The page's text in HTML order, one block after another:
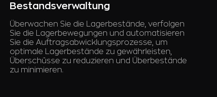
Bestandsverwaltung
Überwachen Sie die Lagerbestände, verfolgen
Sie die Lagerbewegungen und automatisieren
Sie die Auftragsabwicklungsprozesse, um
optimale Lagerbestände zu gewährleisten,
Überschüsse zu reduzieren und Überbestände
zu minimieren.